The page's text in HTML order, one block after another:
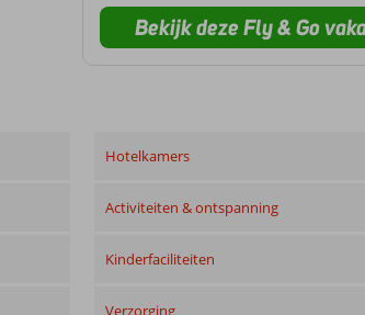
Bekijk deze Fly & Go
Hotelkamers
Activiteiten & ontspanning
Kinderfaciliteiten
Verzorging